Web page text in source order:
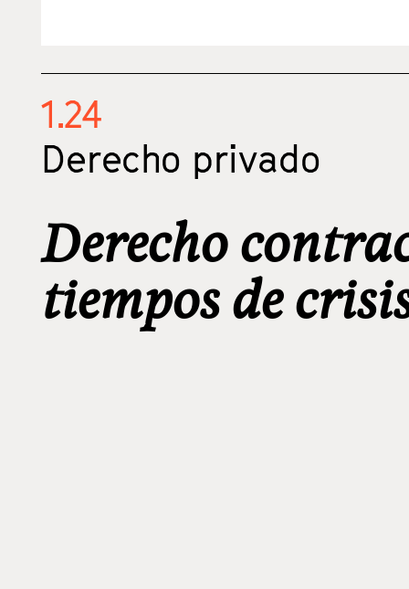
1.24
Derecho privado
Derecho
tiempos de